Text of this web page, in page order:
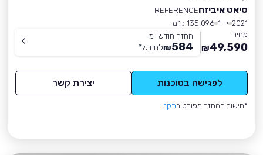
סיאט איביזהREFERENCE
2021 יד 1
135,096 ק״מ
מחיר
49,590
₪
החזר חודשי מ-
584
₪לחודש*
לפגישה בסוכנות יצירת קשר
*חישוב ההחזר מפורט בתקנון